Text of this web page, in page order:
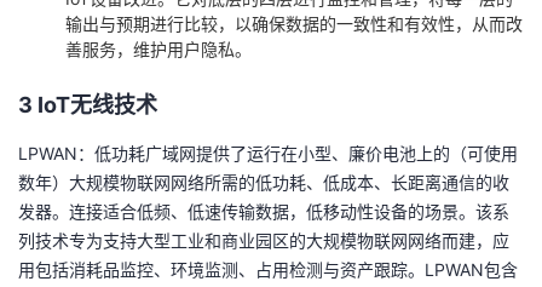
输出与预期进行比较，以确保数据的一致性和有效性，从而改
善服务，维护用户隐私。
3 IoT无线技术
LPWAN：低功耗广域网提供了运行在小型、廉价电池上的（可使用
数年）大规模物联网网络所需的低功耗、低成本、长距离通信的收
发器。连接适合低频、低速传输数据，低移动性设备的场景。该系
列技术专为支持大型工业和商业园区的大规模物联网网络而建，应
用包括消耗品监控、环境监测、占用检测与资产跟踪。LPWAN包含